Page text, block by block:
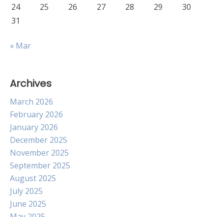
24
25 26 27 28 29
30
31
« Mar
Archives
March 2026
February 2026
January 2026
December 2025
November 2025
September 2025
August 2025
July 2025
June 2025